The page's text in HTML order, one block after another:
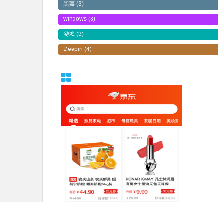
黑莓 (3)
windows (3)
游戏 (3)
Deepin (4)